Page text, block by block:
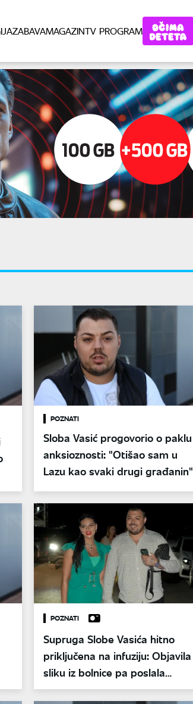
ZABAVAMAGAZINTV PROGRAM
POZNATI
Sloba Vasić progovorio o paklu
anksioznosti: "Otišao sam u
Lazu kao svaki drugi građanin"
POZNATI
Supruga Slobe Vasića hitno
priključena na infuziju: Objavila
sliku iz bolnice pa poslala
poruku